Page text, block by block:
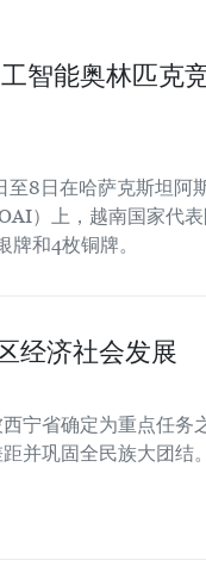
智能奥林匹克
8日在哈萨克斯坦阿
）上，越南国家代
和4枚铜牌。
经济社会发展
宁省确定为重点任务
并巩固全民族大团结。